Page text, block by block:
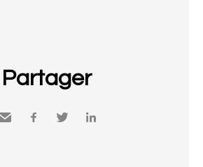
Partager